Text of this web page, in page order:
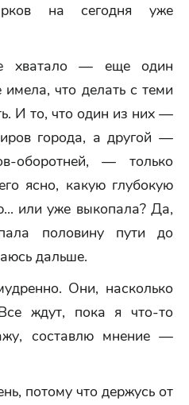
на сегодня уже
хватало — еще один
что делать с теми
И то, что один из них —
города, а другой —
оборотней, — только
ясно, какую глубокую
или уже выкопала? Да,
половину пути до
дальше.
Они, насколько
ждут, пока я что-то
составлю мнение —
потому что держусь от